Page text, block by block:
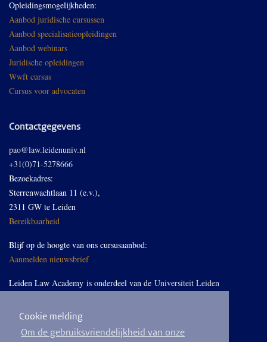
Cookie melding
Om de gebruiksvriendelijkheid van onze
Opleidingsmogelijkheden:
Aanbod juridische cursussen
Aanbod specialisatieopleidingen
Aanbod webinars
Juridische opleidingen
Wwft cursus
Cursus voor advocaten
Contactgegevens
pao@law.leidenuniv.nl
+31(0)71-5278666
Bezoekadres:
Sterrenwachtlaan 11 (e.v.),
2311 GW te Leiden
Bereikbaarheid
Blijf op de hoogte van ons cursusaanbod:
Aanmelden nieuwsbrief
Leiden Law Academy is onderdeel van de Universiteit Leiden
Volg ons op LinkedIn